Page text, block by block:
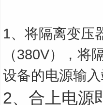
1、将隔离变压
（380V），将
设备的电源输入
2、合上电源